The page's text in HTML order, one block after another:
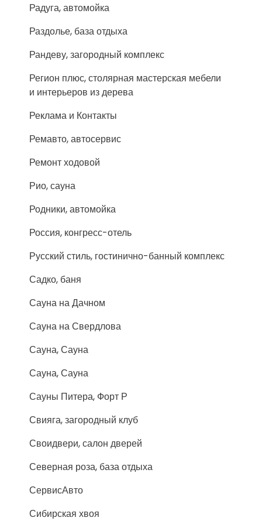
Радуга, автомойка
Раздолье, база отдыха
Рандеву, загородный комплекс
Регион плюс, столярная мастерская мебели
и интерьеров из дерева
Реклама и Контакты
Ремавто, автосервис
Ремонт ходовой
Рио, сауна
Родники, автомойка
Россия, конгресс-отель
Русский стиль, гостинично-банный комплекс
Садко, баня
Сауна на Дачном
Сауна на Свердлова
Сауна, Сауна
Сауна, Сауна
Сауны Питера, Форт Р
Свияга, загородный клуб
Своидвери, салон дверей
Северная роза, база отдыха
СервисАвто
Сибирская хвоя